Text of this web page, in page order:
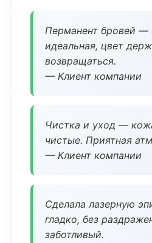
Перманент бровей —
идеальная, цвет
возвращаться.
— Клиент компании
Чистка и уход —
чистые. Приятная
— Клиент компании
Сделала лазерную
гладко, без
заботливый.